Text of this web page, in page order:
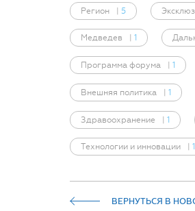
Регион | 5
Медведев 1
Программа форума 1
Внешняя политика 1
Здравоохранение | 1
Технологии и инновации 1
ВЕРНУТЬСЯ В